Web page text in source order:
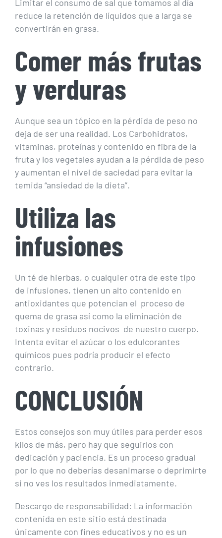
Limitar el consumo de sal que tomamos al día
reduce la retención de líquidos que a larga se
convertirán en grasa.
Comer más frutas
y verduras
Aunque sea un tópico en la pérdida de peso no
deja de ser una realidad. Los Carbohidratos,
vitaminas, proteínas y contenido en fibra de la
fruta y los vegetales ayudan a la pérdida de peso
y aumentan el nivel de saciedad para evitar la
temida “ansiedad de la dieta”.
Utiliza las
infusiones
Un té de hierbas, o cualquier otra de este tipo
de infusiones, tienen un alto contenido en
antioxidantes que potencian el proceso de
quema de grasa así como la eliminación de
toxinas y residuos nocivos de nuestro cuerpo.
Intenta evitar el azúcar o los edulcorantes
químicos pues podría producir el efecto
contrario.
CONCLUSIÓN
Estos consejos son muy útiles para perder esos
kilos de más, pero hay que seguirlos con
dedicación y paciencia. Es un proceso gradual
por lo que no deberías desanimarse o deprimirte
si no ves los resultados inmediatamente.
Descargo de responsabilidad: La información
contenida en este sitio está destinada
únicamente con fines educativos y no es un